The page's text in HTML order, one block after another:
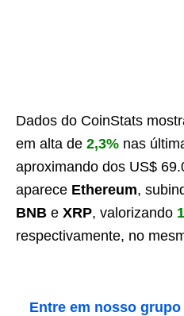
Dados do CoinStats
em alta de 2,3% nas
aproximando dos US$
aparece Ethereum,
BNB e XRP, valorizando
respectivamente, no
Entre em nosso